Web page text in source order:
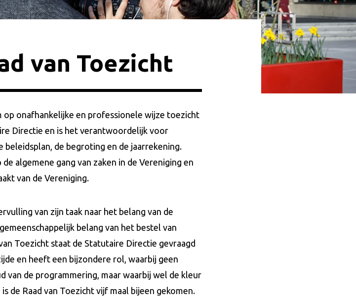
van Toezicht
op onafhankelijke en professionele wijze toezicht
Directie en is het verantwoordelijk voor
de begroting en de jaarrekening.
algemene gang van zaken in de Vereniging en
van de Vereniging.
van zijn taak naar het belang van de
belang van het bestel van
Toezicht staat de Statutaire Directie gevraagd
en heeft een bijzondere rol, waarbij geen
de programmering, maar waarbij wel de kleur
de Raad van Toezicht vijf maal bijeen gekomen.